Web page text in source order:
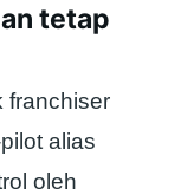
tetap
franchiser
alias
oleh